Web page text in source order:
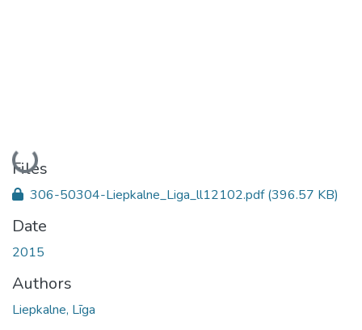
Loading...
Files
306-50304-Liepkalne_Liga_ll12102.pdf(396.57 KB)
Date
2015
Authors
Liepkalne, Līga